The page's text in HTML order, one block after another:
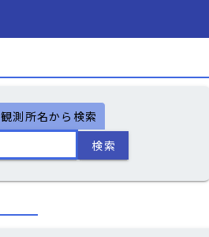
観測所名から検索
検索